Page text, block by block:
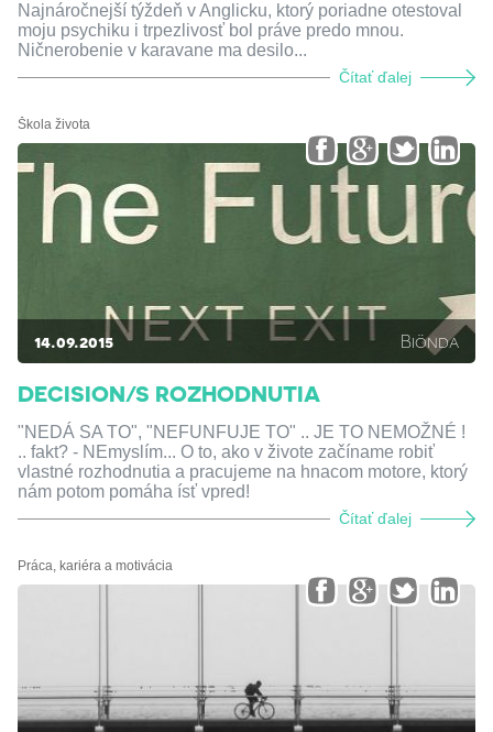
Najnáročnejší týždeň v Anglicku, ktorý poriadne otestoval
moju psychiku i trpezlivosť bol práve predo mnou.
Ničnerobenie v karavane ma desilo...
Čítať ďalej
Škola života
14.09.2015 Biönda
DECISION/S ROZHODNUTIA
"NEDÁ SA TO", "NEFUNFUJE TO" .. JE TO NEMOŽNÉ !
.. fakt? - NEmyslím... O to, ako v živote začíname robiť
vlastné rozhodnutia a pracujeme na hnacom motore, ktorý
nám potom pomáha ísť vpred!
Čítať ďalej
Práca, kariéra a motivácia